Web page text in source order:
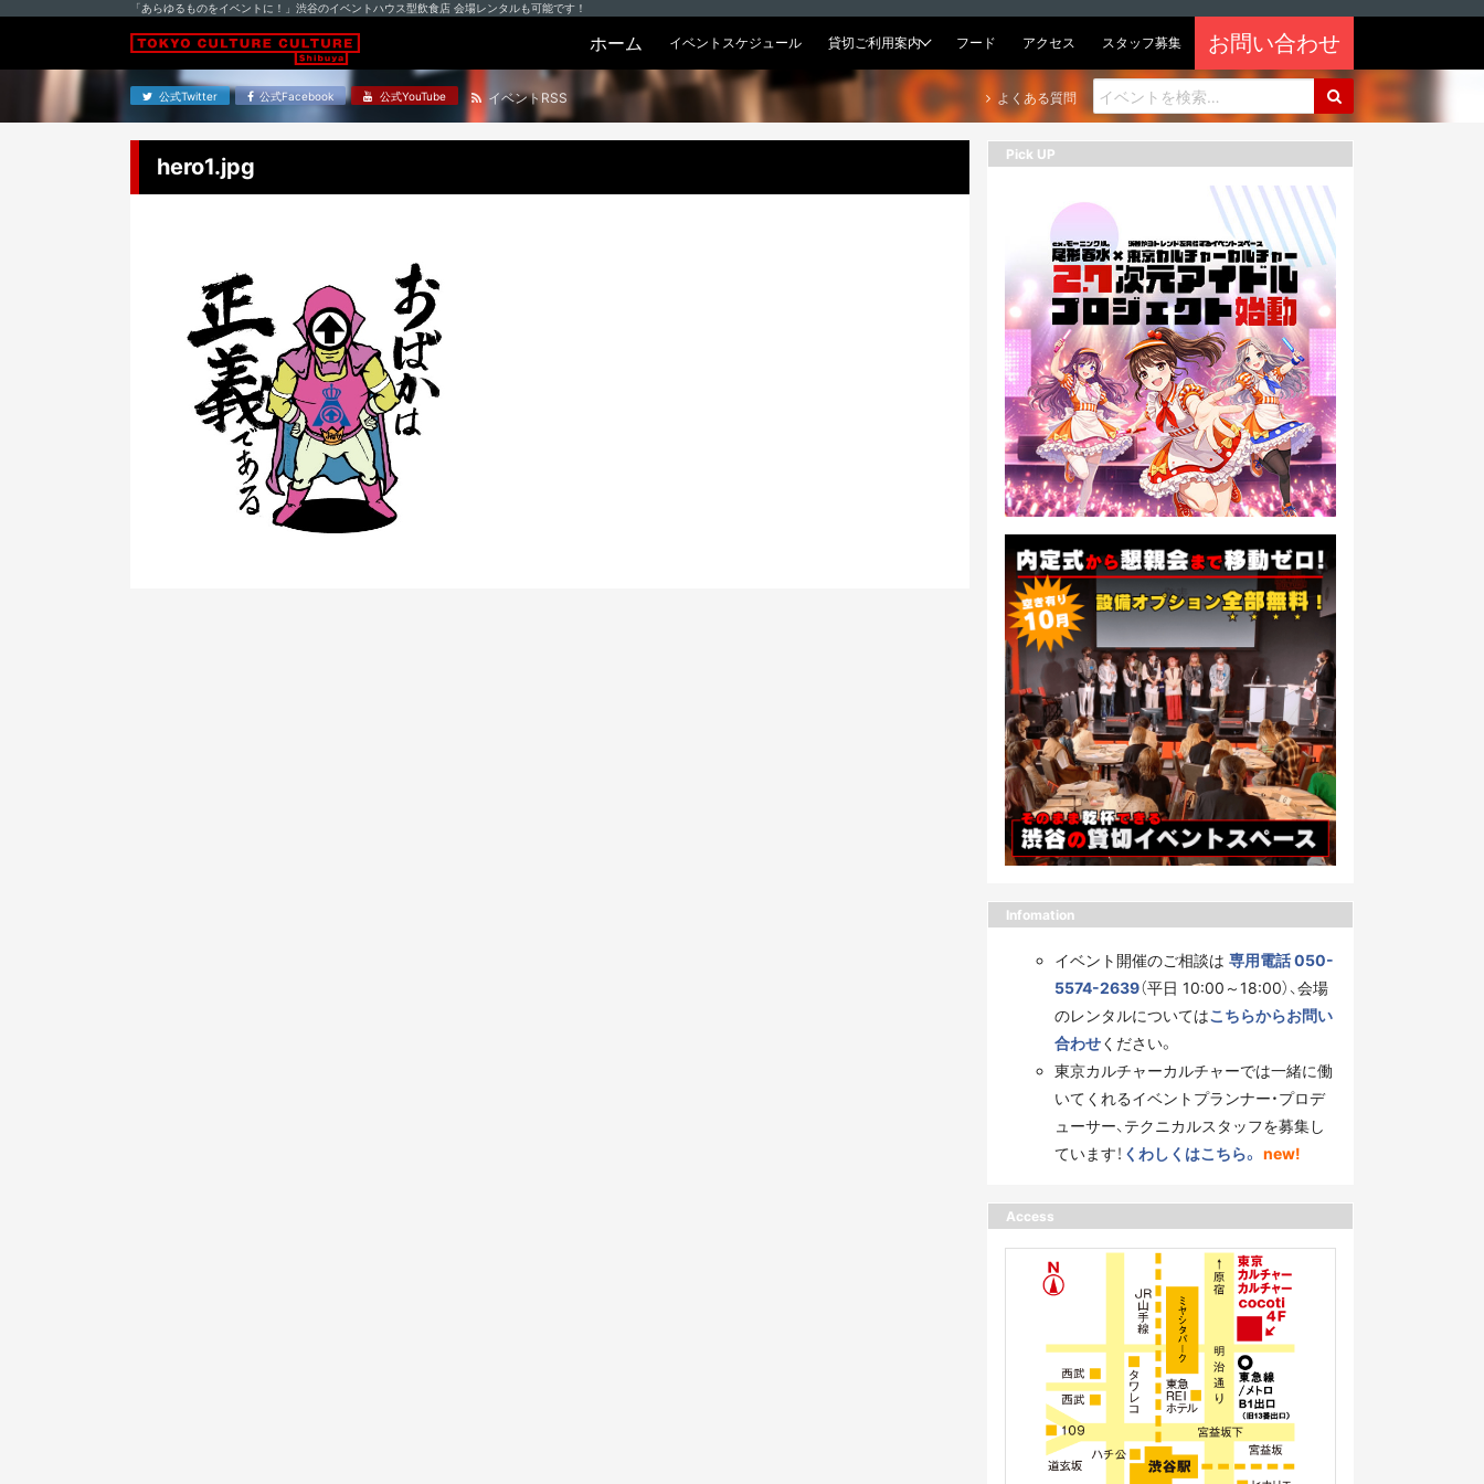
「あらゆるものをイベントに！」渋谷のイベントハウス型飲食店 会場レンタルも可能です！
ホーム イベントスケジュール 貸切ご利用案内 フード アクセス スタッフ募集 お問い合わせ
公式Twitter 公式Facebook 公式YouTube イベントRSS よくある質問
hero1.jpg Pick UP
Infomation
イベント開催のご相談は 専用電話 050-
5574-2639（平日 10:00～18:00）、会場
のレンタルについてはこちらからお問い
合わせください。
東京カルチャーカルチャーでは一緒に働
いてくれるイベントプランナー・プロデ
ューサー、テクニカルスタッフを募集し
ています！ くわしくはこちら。 new!
Access